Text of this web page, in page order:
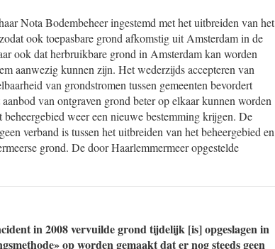
Nota Bodembeheer ingestemd met het uitbreiden van het
ook toepasbare grond afkomstig uit Amsterdam in de
ook dat herbruikbare grond in Amsterdam kan worden
aanwezig kunnen zijn. Het wederzijds accepteren van
van grondstromen tussen gemeenten bevordert
van ontgraven grond beter op elkaar kunnen worden
weer een nieuwe bestemming krijgen. De
verband is tussen het uitbreiden van het beheergebied en
grond. De door Haarlemmermeer opgestelde
in 2008 vervuilde grond tijdelijk [is] opgeslagen in
op worden gemaakt dat er nog steeds geen